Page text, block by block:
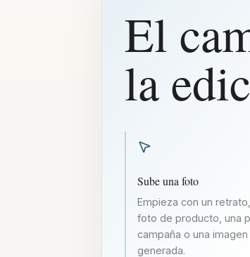
El
la
Sube una foto
Empieza con un
foto de producto, una
campaña o una imagen
generada.